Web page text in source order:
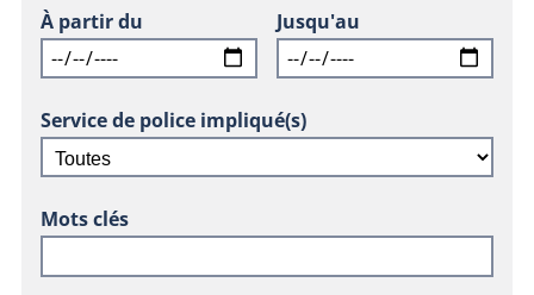
À partir du Jusqu'au
Service de police impliqué(s)
Mots clés